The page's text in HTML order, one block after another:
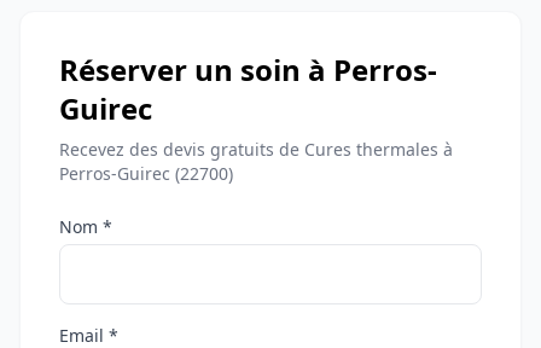
Réserver un soin à Perros-
Guirec
Recevez des devis gratuits de Cures thermales à
Perros-Guirec (22700)
Nom *
Email *